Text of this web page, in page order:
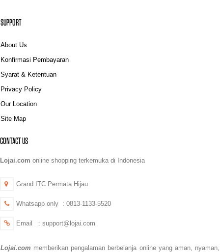
SUPPORT
About Us
Konfirmasi Pembayaran
Syarat & Ketentuan
Privacy Policy
Our Location
Site Map
CONTACT US
Lojai.com online shopping terkemuka di Indonesia
Grand ITC Permata Hijau
Whatsapp only : 0813-1133-5520
Email : support@lojai.com
Lojai.com memberikan pengalaman berbelanja online yang aman, nyaman,